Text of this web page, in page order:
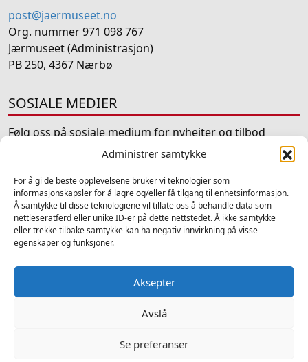
Administrer samtykke
For å gi de beste opplevelsene bruker vi teknologier som
informasjonskapsler for å lagre og/eller få tilgang til enhetsinformasjon.
Å samtykke til disse teknologiene vil tillate oss å behandle data som
nettleseratferd eller unike ID-er på dette nettstedet. Å ikke samtykke
eller trekke tilbake samtykke kan ha negativ innvirkning på visse
egenskaper og funksjoner.
Aksepter
Avslå
Se preferanser
post@jaermuseet.no
Org. nummer 971 098 767
Jærmuseet (Administrasjon)
PB 250, 4367 Nærbø
SOSIALE MEDIER
Følg oss på sosiale medium for nyheiter og tilbod
LinkedInTripAdvisor
YouTube
2025 © Samlingar - Alle rettigheter forbeholdt
Om Samlingar
Velg kategori
Fotosamlingar
Nettutstillingar
Samlingsteam Rogaland
Om Samlingsteam Rogaland
Arbeidsplan